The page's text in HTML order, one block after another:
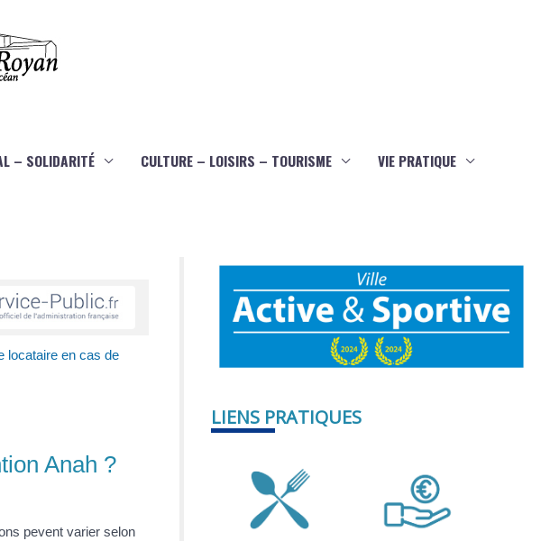
– SOLIDARITÉ CULTURE – LOISIRS – TOURISME VIE PRATIQUE
locataire en cas de
Anah ?
pevent varier selon
LIENS PRATIQUES